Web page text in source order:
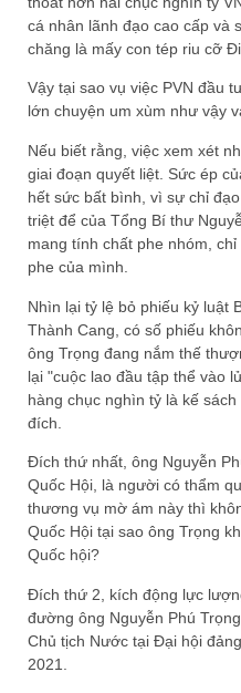
cá nhân lãnh đạo cao cấp và
chăng là mấy con tép riu cỡ
Vậy tại sao vụ việc PVN đầu
lớn chuyện um xùm như vậy
Nếu biết rằng, việc xem xét
giai đoạn quyết liệt. Sức ép
hết sức bất bình, vì sự chỉ
triệt để của Tổng Bí thư
mang tính chất phe nhóm,
phe của mình.
Nhìn lại tỷ lệ bỏ phiếu kỷ luật
Thành Cang, có số phiếu
ông Trọng đang nắm thế
lại "cuộc lao đầu tập thể vào
hàng chục nghìn tỷ là kế
đích.
Đích thứ nhất, ông Nguyễn
Quốc Hội, là người có thẩm
thương vụ mờ ám này thì
Quốc Hội tại sao ông Trọng
Quốc hội?
Đích thứ 2, kích động lực
đường ông Nguyễn Phú
Chủ tịch Nước tại Đại hội
2021.